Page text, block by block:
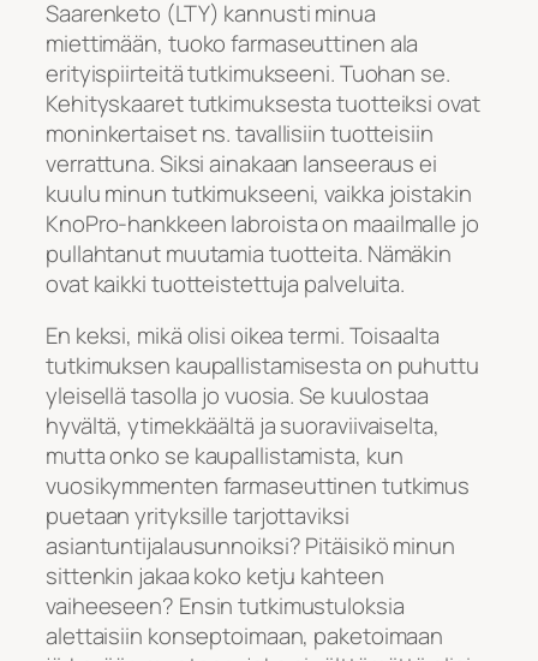
Saarenketo (LTY) kannusti minua
miettimään, tuoko farmaseuttinen ala
erityispiirteitä tutkimukseeni. Tuohan se.
Kehityskaaret tutkimuksesta tuotteiksi ovat
moninkertaiset ns. tavallisiin tuotteisiin
verrattuna. Siksi ainakaan lanseeraus ei
kuulu minun tutkimukseeni, vaikka joistakin
KnoPro-hankkeen labroista on maailmalle jo
pullahtanut muutamia tuotteita. Nämäkin
ovat kaikki tuotteistettuja palveluita.
En keksi, mikä olisi oikea termi. Toisaalta
tutkimuksen kaupallistamisesta on puhuttu
yleisellä tasolla jo vuosia. Se kuulostaa
hyvältä, ytimekkäältä ja suoraviivaiselta,
mutta onko se kaupallistamista, kun
vuosikymmenten farmaseuttinen tutkimus
puetaan yrityksille tarjottaviksi
asiantuntijalausunnoiksi? Pitäisikö minun
sittenkin jakaa koko ketju kahteen
vaiheeseen? Ensin tutkimustuloksia
alettaisiin konseptoimaan, paketoimaan